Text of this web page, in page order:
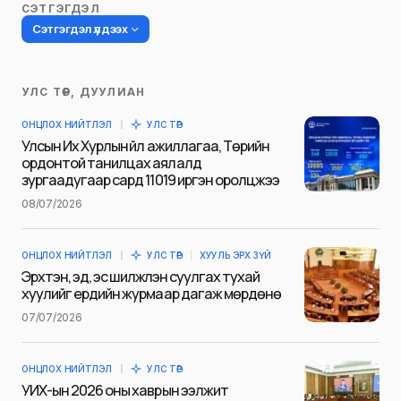
СЭТГЭГДЭЛ
Сэтгэгдэл үлдээх
Таны имэйл хаягийг нийтлэхгүй.
тэмдэглэсэн
Сэтгэгдэл*
Name
УЛС ТӨР, ДУУЛИАН
ОНЦЛОХ НИЙТЛЭЛ УЛС ТӨР
Улсын Их Хурлын үйл ажиллагаа, Төрийн
ордонтой танилцах аялалд
зургаадугаар сард 11019 иргэн оролцжээ
08/07/2026
ОНЦЛОХ НИЙТЛЭЛ УЛС ТӨР ХУУЛЬ ЭРХ ЗҮЙ
Эрхтэн, эд, эс шилжүүлэн суулгах тухай
хуулийг ердийн журмаар дагаж мөрдөнө
07/07/2026
ОНЦЛОХ НИЙТЛЭЛ УЛС ТӨР
УИХ-ын 2026 оны хаврын ээлжит